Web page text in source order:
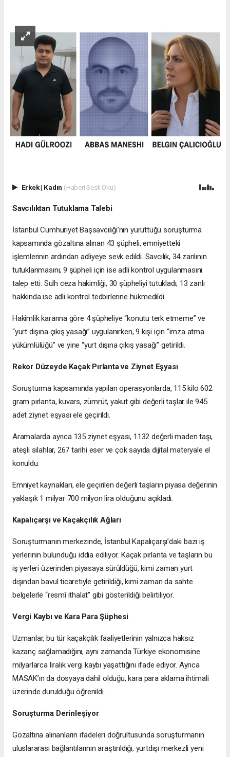
Erkek| Kadın (Haberi Sesli Oku)
Savcılıktan Tutuklama Talebi
İstanbul Cumhuriyet Başsavcılığı’nın yürüttüğü soruşturma
kapsamında gözaltına alınan 43 şüpheli, emniyetteki
işlemlerinin ardından adliyeye sevk edildi. Savcılık, 34 zanlının
tutuklanmasını, 9 şüpheli için ise adli kontrol uygulanmasını
talep etti. Sulh ceza hakimliği, 30 şüpheliyi tutukladı; 13 zanlı
hakkında ise adli kontrol tedbirlerine hükmedildi.
Hakimlik kararına göre 4 şüpheliye “konutu terk etmeme” ve
“yurt dışına çıkış yasağı” uygulanırken, 9 kişi için “imza atma
yükümlülüğü” ve yine “yurt dışına çıkış yasağı” getirildi.
Rekor Düzeyde Kaçak Pırlanta ve Ziynet Eşyası
Soruşturma kapsamında yapılan operasyonlarda, 115 kilo 602
gram pırlanta, kuvars, zümrüt, yakut gibi değerli taşlar ile 945
adet ziynet eşyası ele geçirildi.
Aramalarda ayrıca 135 ziynet eşyası, 1132 değerli maden taşı,
ateşli silahlar, 267 tarihi eser ve çok sayıda dijital materyale el
konuldu.
Emniyet kaynakları, ele geçirilen değerli taşların piyasa değerinin
yaklaşık 1 milyar 700 milyon lira olduğunu açıkladı.
Kapalıçarşı ve Kaçakçılık Ağları
Soruşturmanın merkezinde, İstanbul Kapalıçarşı’daki bazı iş
yerlerinin bulunduğu iddia ediliyor. Kaçak pırlanta ve taşların bu
iş yerleri üzerinden piyasaya sürüldüğü, kimi zaman yurt
dışından bavul ticaretiyle getirildiği, kimi zaman da sahte
belgelerle “resmî ithalat” gibi gösterildiği belirtiliyor.
Vergi Kaybı ve Kara Para Şüphesi
Uzmanlar, bu tür kaçakçılık faaliyetlerinin yalnızca haksız
kazanç sağlamadığını, aynı zamanda Türkiye ekonomisine
milyarlarca liralık vergi kaybı yaşattığını ifade ediyor. Ayrıca
MASAK’ın da dosyaya dahil olduğu, kara para aklama ihtimali
üzerinde durulduğu öğrenildi.
Soruşturma Derinleşiyor
Gözaltına alınanların ifadeleri doğrultusunda soruşturmanın
uluslararası bağlantılarının araştırıldığı, yurtdışı merkezli yeni